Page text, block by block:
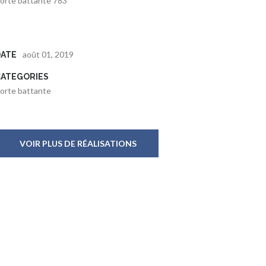
août 01, 2019
battante
VOIR PLUS DE RÉALISATIONS